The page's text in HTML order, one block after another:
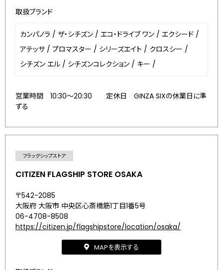
取扱ブランド
カンパノラ / ザ・シチズン / エコ・ドライブ ワン / エクシード /
アテッサ / プロマスター / シリーズエイト / クロスシー /
シチズン エル / シチズンコレクション / キー /
営業時間 10:30～20:30 定休日 GINZA SIXの休業日に準
ずる
フラッグシップストア
CITIZEN FLAGSHIP STORE OSAKA
〒542-2085
大阪府 大阪市 中央区心斎橋筋1丁目1番5号
06-4708-8508
https://citizen.jp/flagshipstore/location/osaka/
MAPを表示する